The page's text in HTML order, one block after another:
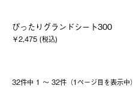
ぴったりグランドシート300
￥2,475 (税込)
32件中 1 〜 32件（1ページ⽬を表⽰中）